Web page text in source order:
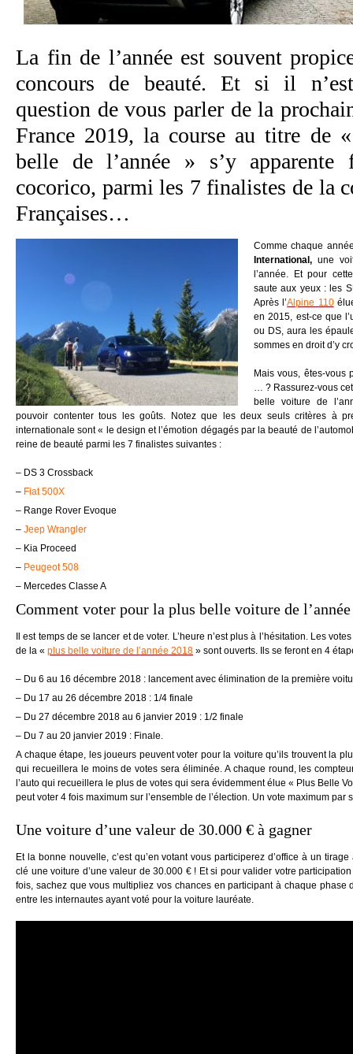
La fin de l’année est souvent
concours de beauté. Et si il
question de vous parler de la
France 2019, la course au titre de
belle de l’année » s’y
cocorico, parmi les 7 finalistes de la
Françaises…
Comme chaque
International,une
l’année.
Et pour
saute aux yeux : les
Après l’Alpine 110
en 2015, est-ce que
ou DS, aura les
sommes en droit d’y
Mais vous, êtes-vous
… ? Rassurez-vous
belle voiture de
pouvoir contenter tous les goûts. Notez que les deux seuls critères à
internationale sont « le design et l’émotion dégagés par la beauté de
reine de beauté parmi les 7 finalistes suivantes :
– DS 3 Crossback
– Fiat 500X
– Range Rover Evoque
– Jeep Wrangler
– Kia Proceed
– Peugeot 508
– Mercedes Classe A
Comment voter pour la plus belle voiture de l’année
Il est temps de se lancer et de voter. L’heure n’est plus à l’hésitation. Les
de la « plus belle voiture de l’année 2018 » sont ouverts. Ils se feront en 4
– Du 6 au 16 décembre 2018 : lancement avec élimination de la première
– Du 17 au 26 décembre 2018 : 1/4 finale
– Du 27 décembre 2018 au 6 janvier 2019 : 1/2 finale
– Du 7 au 20 janvier 2019 : Finale.
A chaque étape, les joueurs peuvent voter pour la voiture qu’ils trouvent la
qui recueillera le moins de votes sera éliminée. A chaque round, les
l’auto qui recueillera le plus de votes qui sera évidemment élue « Plus Belle
peut voter 4 fois maximum sur l’ensemble de l’élection. Un vote maximum par
Une voiture d’une valeur de 30.000 € à gagner
Et la bonne nouvelle, c’est qu’en votant vous participerez d’office à un
clé une voiture d’une valeur de 30.000 € ! Et si pour valider votre
fois, sachez que vous multipliez vos chances en participant à chaque phase
entre les internautes ayant voté pour la voiture lauréate.